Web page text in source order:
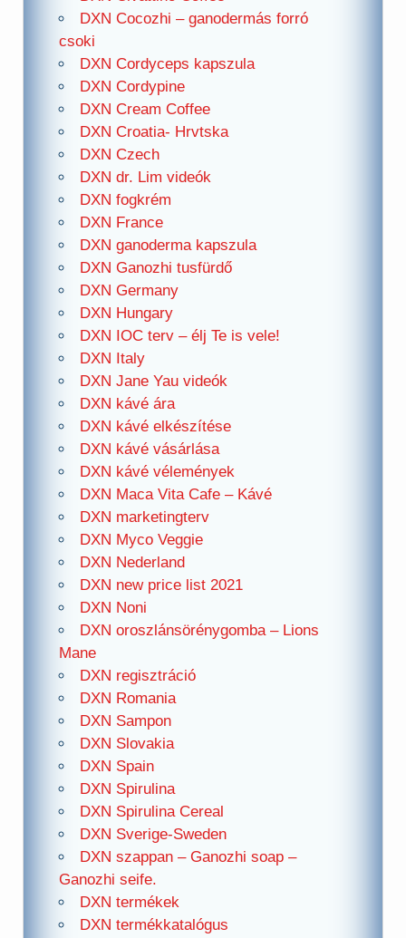
DXN Cocozhi – ganodermás forró
csoki
DXN Cordyceps kapszula
DXN Cordypine
DXN Cream Coffee
DXN Croatia- Hrvtska
DXN Czech
DXN dr. Lim videók
DXN fogkrém
DXN France
DXN ganoderma kapszula
DXN Ganozhi tusfürdő
DXN Germany
DXN Hungary
DXN IOC terv – élj Te is vele!
DXN Italy
DXN Jane Yau videók
DXN kávé ára
DXN kávé elkészítése
DXN kávé vásárlása
DXN kávé vélemények
DXN Maca Vita Cafe – Kávé
DXN marketingterv
DXN Myco Veggie
DXN Nederland
DXN new price list 2021
DXN Noni
DXN oroszlánsörénygomba – Lions
Mane
DXN regisztráció
DXN Romania
DXN Sampon
DXN Slovakia
DXN Spain
DXN Spirulina
DXN Spirulina Cereal
DXN Sverige-Sweden
DXN szappan – Ganozhi soap –
Ganozhi seife.
DXN termékek
DXN termékkatalógus